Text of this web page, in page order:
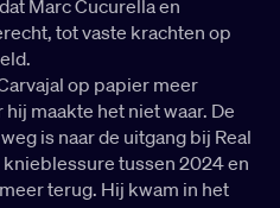
Marc Cucurella en
tot vaste krachten op
op papier meer
maakte het niet waar. De
is naar de uitgang bij Real
knieblessure tussen 2024 en
terug. Hij kwam in het